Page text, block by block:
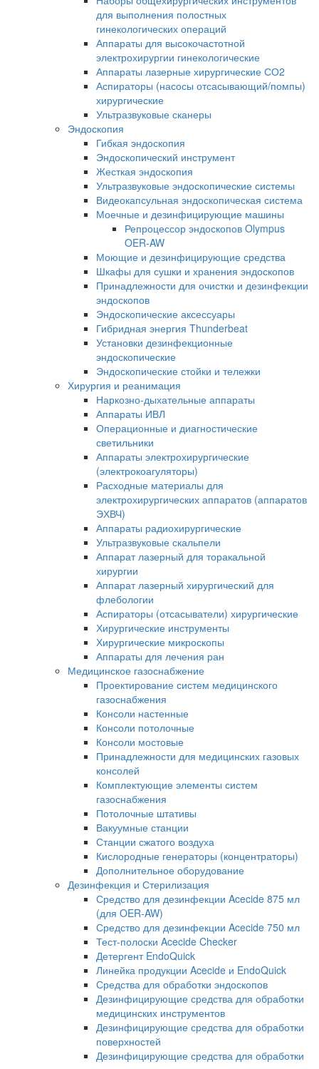
для выполнения полостных
гинекологических операций
Аппараты для высокочастотной
электрохирургии гинекологические
Аппараты лазерные хирургические СО2
Аспираторы (насосы отсасывающий/помпы)
хирургические
Ультразвуковые сканеры
Эндоскопия
Гибкая эндоскопия
Эндоскопический инструмент
Жесткая эндоскопия
Ультразвуковые эндоскопические системы
Видеокапсульная эндоскопическая система
Моечные и дезинфицирующие машины
Репроцессор эндоскопов Olympus
OER-AW
Моющие и дезинфицирующие средства
Шкафы для сушки и хранения эндоскопов
Принадлежности для очистки и дезинфекции
эндоскопов
Эндоскопические аксессуары
Гибридная энергия Thunderbeat
Установки дезинфекционные
эндоскопические
Эндоскопические стойки и тележки
Хирургия и реанимация
Наркозно-дыхательные аппараты
Аппараты ИВЛ
Операционные и диагностические
светильники
Аппараты электрохирургические
(электрокоагуляторы)
Расходные материалы для
электрохирургических аппаратов (аппаратов
ЭХВЧ)
Аппараты радиохирургические
Ультразвуковые скальпели
Аппарат лазерный для торакальной
хирургии
Аппарат лазерный хирургический для
флебологии
Аспираторы (отсасыватели) хирургические
Хирургические инструменты
Хирургические микроскопы
Аппараты для лечения ран
Медицинское газоснабжение
Проектирование систем медицинского
газоснабжения
Консоли настенные
Консоли потолочные
Консоли мостовые
Принадлежности для медицинских газовых
консолей
Комплектующие элементы систем
газоснабжения
Потолочные штативы
Вакуумные станции
Станции сжатого воздуха
Кислородные генераторы (концентраторы)
Дополнительное оборудование
Дезинфекция и Стерилизация
Средство для дезинфекции Acecide 875 мл
(для OER-AW)
Средство для дезинфекции Acecide 750 мл
Тест-полоски Acecide Checker
Детергент EndoQuick
Линейка продукции Acecide и EndoQuick
Средства для обработки эндоскопов
Дезинфицирующие средства для обработки
медицинских инструментов
Дезинфицирующие средства для обработки
поверхностей
Дезинфицирующие средства для обработки